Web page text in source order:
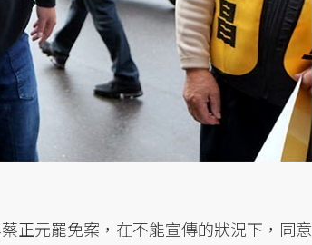
正元罷免案，在不能宣傳的狀況下，同意